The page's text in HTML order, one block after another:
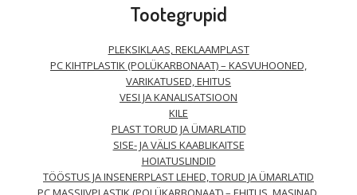
Tootegrupid
PLEKSIKLAAS, REKLAAMPLAST
PC KIHTPLASTIK (POLÜKARBONAAT) – KASVUHOONED,
VARIKATUSED, EHITUS
VESI JA KANALISATSIOON
KILE
PLAST TORUD JA ÜMARLATID
SISE- JA VÄLIS KAABLIKAITSE
HOIATUSLINDID
TÖÖSTUS JA INSENERPLAST LEHED, TORUD JA ÜMARLATID